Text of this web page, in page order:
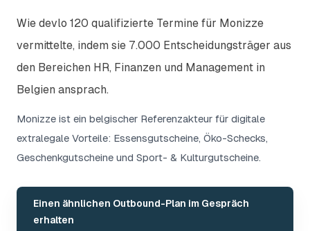
Wie devlo 120 qualifizierte Termine für Monizze
vermittelte, indem sie 7.000 Entscheidungsträger aus
den Bereichen HR, Finanzen und Management in
Belgien ansprach.
Monizze ist ein belgischer Referenzakteur für digitale
extralegale Vorteile: Essensgutscheine, Öko-Schecks,
Geschenkgutscheine und Sport- & Kulturgutscheine.
Einen ähnlichen Outbound-Plan im Gespräch
erhalten